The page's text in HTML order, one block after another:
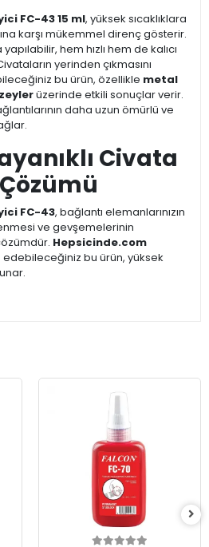
FC-43 15 ml, yüksek sıcaklıklara
karşı mükemmel direnç gösterir.
hem hızlı hem de kalıcı
yerinden çıkmasını
bu ürün, özellikle metal
üzerinde etkili sonuçlar verir.
daha uzun ömürlü ve
Civata
FC-43, bağlantı elemanlarınızın
ve gevşemelerinin
Hepsicinde.com
bu ürün, yüksek